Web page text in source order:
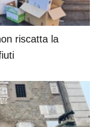
riscatta la